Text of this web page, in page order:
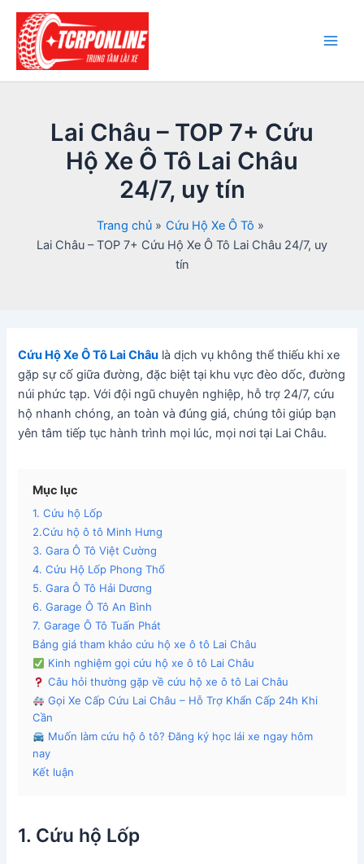
Nhảy
dung
Lai Châu – TOP 7+ Cứu
Hộ Xe Ô Tô Lai Châu
24/7, uy tín
Trang chủ
Cứu Hộ Xe Ô Tô
Lai Châu – TOP 7+ Cứu Hộ Xe Ô Tô Lai Châu 24/7, uy
tín
Cứu Hộ Xe Ô Tô Lai Châu là dịch vụ không thể thiếu khi xe
gặp sự cố giữa đường, đặc biệt tại khu vực đèo dốc, đường
núi phức tạp. Với đội ngũ chuyên nghiệp, hỗ trợ 24/7, cứu
hộ nhanh chóng, an toàn và đúng giá, chúng tôi giúp bạn
yên tâm tiếp tục hành trình mọi lúc, mọi nơi tại Lai Châu.
Mục lục
1. Cứu hộ Lốp
2.Cứu hộ ô tô Minh Hưng
3. Gara Ô Tô Việt Cường
4. Cứu Hộ Lốp Phong Thổ
5. Gara Ô Tô Hải Dương
6. Garage Ô Tô An Bình
7. Garage Ô Tô Tuấn Phát
Bảng giá tham khảo cứu hộ xe ô tô Lai Châu
Kinh nghiệm gọi cứu hộ xe ô tô Lai Châu
Câu hỏi thường gặp về cứu hộ xe ô tô Lai Châu
Gọi Xe Cấp Cứu Lai Châu – Hỗ Trợ Khẩn Cấp 24h Khi
Cần
Muốn làm cứu hộ ô tô? Đăng ký học lái xe ngay hôm
nay
Kết luận
1. Cứu hộ Lốp